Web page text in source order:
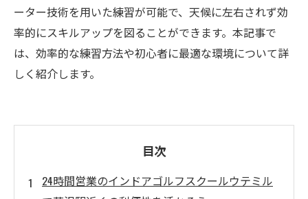
ーター技術を用いた練習が可能で、天候に左右されず効
率的にスキルアップを図ることができます。本記事で
は、効率的な練習方法や初心者に最適な環境について詳
しく紹介します。
目次
24時間営業のインドアゴルフスクールウテミル